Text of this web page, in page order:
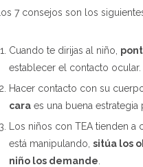
Los 7 consejos son los
Cuando te dirijas al niño,
establecer el contacto ocular.
Hacer contacto con su
cara es una buena
Los niños con TEA tienden
está manipulando, sitúa los
niño los demande